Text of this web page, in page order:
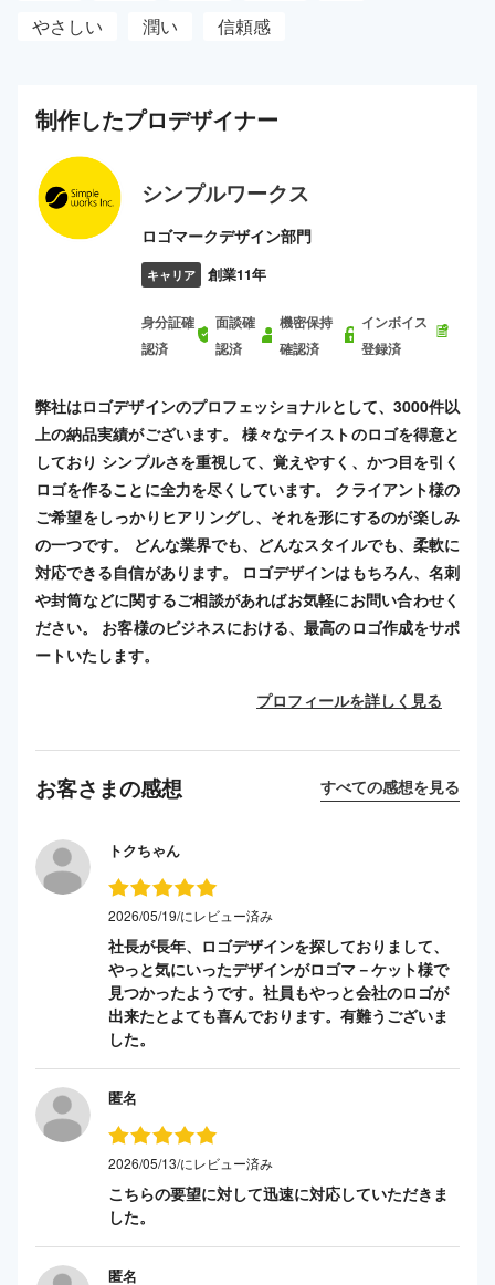
やさしい
潤い 信頼感
制作したプロデザイナー
シンプルワークス
ロゴマークデザイン部門
キャリア 創業11年
身分証確
認済
面談確
認済
機密保持
確認済
インボイス
登録済
弊社はロゴデザインのプロフェッショナルとして、3000件以
上の納品実績がございます。 様々なテイストのロゴを得意と
しており シンプルさを重視して、覚えやすく、かつ目を引く
ロゴを作ることに全力を尽くしています。 クライアント様の
ご希望をしっかりヒアリングし、それを形にするのが楽しみ
の一つです。 どんな業界でも、どんなスタイルでも、柔軟に
対応できる自信があります。 ロゴデザインはもちろん、名刺
や封筒などに関するご相談があればお気軽にお問い合わせく
ださい。 お客様のビジネスにおける、最高のロゴ作成をサポ
ートいたします。
プロフィールを詳しく見る
お客さまの感想 すべての感想を見る
トクちゃん
2026/05/19/にレビュー済み
社長が長年、ロゴデザインを探しておりまして、
やっと気にいったデザインがロゴマ－ケット様で
見つかったようです。社員もやっと会社のロゴが
出来たとよても喜んでおります。有難うございま
した。
匿名
2026/05/13/にレビュー済み
こちらの要望に対して迅速に対応していただきま
した。
匿名